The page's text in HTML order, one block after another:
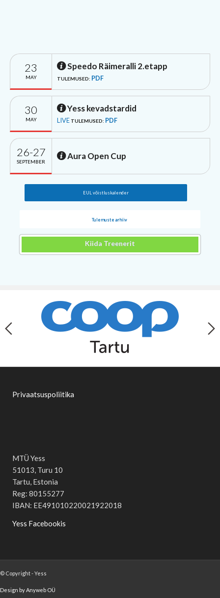
23
MAY
Speedo Räimeralli 2.etapp
TULEMUSED: PDF
30
MAY
Yess kevadstardid
LIVE TULEMUSED: PDF
26-27
SEPTEMBER
Aura Open Cup
EUL võistluskalender
Tulemuste arhiiv
Kiida Treenerit
Privaatsuspoliitika
MTÜ Yess
51013, Turu 10
Tartu, Estonia
Reg: 80155277
IBAN: EE491010220021922018
Yess Facebookis
© Copyright - Yess
Design by Anyweb OÜ